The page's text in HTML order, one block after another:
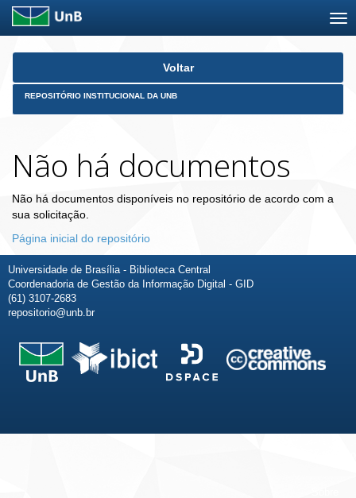
Skip
Voltar
REPOSITÓRIO INSTITUCIONAL DA UNB
Não há documentos
Não há documentos disponíveis no repositório de acordo com a
sua solicitação.
Página inicial do repositório
Universidade de Brasília - Biblioteca Central
Coordenadoria de Gestão da Informação Digital - GID
(61) 3107-2683
repositorio@unb.br